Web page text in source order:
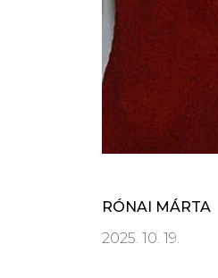
RÓNAI MÁRTA
2025. 10. 19.